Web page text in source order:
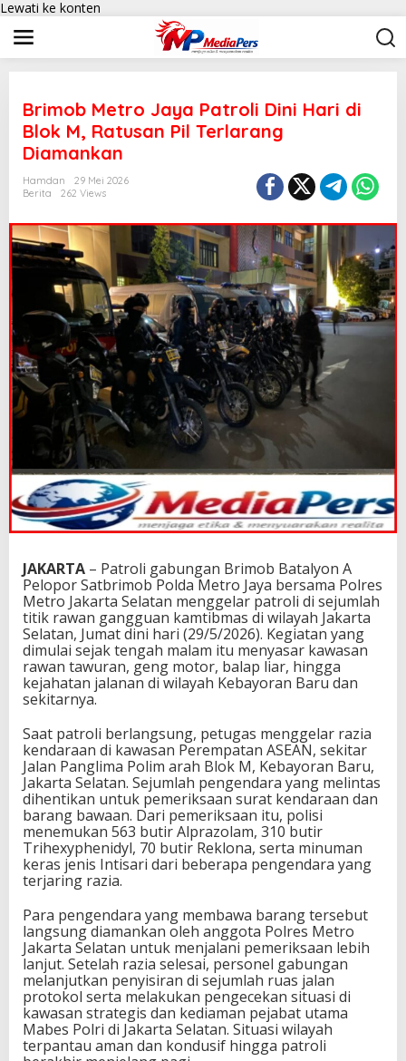
Lewati ke konten
Brimob Metro Jaya Patroli Dini Hari di
Blok M, Ratusan Pil Terlarang
Diamankan
Hamdan
29 Mei 2026
Berita
262 Views
JAKARTA – Patroli gabungan Brimob Batalyon A
Pelopor Satbrimob Polda Metro Jaya bersama Polres
Metro Jakarta Selatan menggelar patroli di sejumlah
titik rawan gangguan kamtibmas di wilayah Jakarta
Selatan, Jumat dini hari (29/5/2026). Kegiatan yang
dimulai sejak tengah malam itu menyasar kawasan
rawan tawuran, geng motor, balap liar, hingga
kejahatan jalanan di wilayah Kebayoran Baru dan
sekitarnya.
Saat patroli berlangsung, petugas menggelar razia
kendaraan di kawasan Perempatan ASEAN, sekitar
Jalan Panglima Polim arah Blok M, Kebayoran Baru,
Jakarta Selatan. Sejumlah pengendara yang melintas
dihentikan untuk pemeriksaan surat kendaraan dan
barang bawaan. Dari pemeriksaan itu, polisi
menemukan 563 butir Alprazolam, 310 butir
Trihexyphenidyl, 70 butir Reklona, serta minuman
keras jenis Intisari dari beberapa pengendara yang
terjaring razia.
Para pengendara yang membawa barang tersebut
langsung diamankan oleh anggota Polres Metro
Jakarta Selatan untuk menjalani pemeriksaan lebih
lanjut. Setelah razia selesai, personel gabungan
melanjutkan penyisiran di sejumlah ruas jalan
protokol serta melakukan pengecekan situasi di
kawasan strategis dan kediaman pejabat utama
Mabes Polri di Jakarta Selatan. Situasi wilayah
terpantau aman dan kondusif hingga patroli